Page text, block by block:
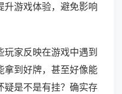
升游戏体验，避免影响
家反映在游戏中遇到
拿到好牌，甚至好像能
疑是不是有挂？确实存